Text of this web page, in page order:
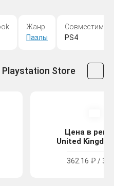
Жанр
Пазлы
PS4
Playstation Store
Цена в
United
362.16 ₽ /